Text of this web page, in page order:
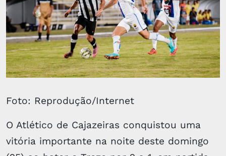
Foto: Reprodução/Internet
O Atlético de Cajazeiras conquistou uma
vitória importante na noite deste domingo